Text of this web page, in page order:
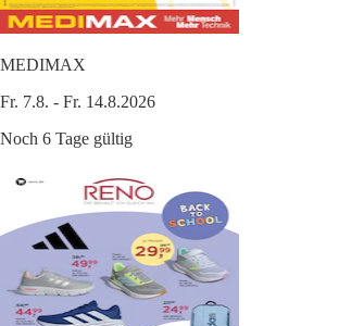
MEDIMAX
Fr. 7.8. - Fr. 14.8.2026
Noch 6 Tage gültig